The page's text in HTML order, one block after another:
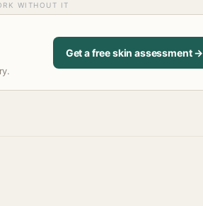
WITHOUT IT
Get a free skin assessment →